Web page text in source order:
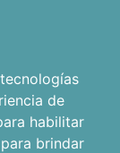
de
habilitar
para brindar